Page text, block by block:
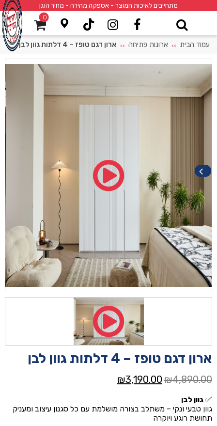
מתחייבים לאיכות המוצר - אספקה מהירה - מחיר הוגן
0
עמוד הבית >> ארונות פתיחה >> ארון דגם טופז – 4 דלתות גוון לבן
ארון דגם טופז – 4 דלתות גוון לבן
₪4,890.00
המחיר
₪4,890.00.
₪3,190.00
₪3,190.00.
✅ גוון לבן
גוון טבעי ונקי – משתלב בצורה מושלמת עם כל סגנון עיצוב ומעניק
תחושת רוגע ויוקרה